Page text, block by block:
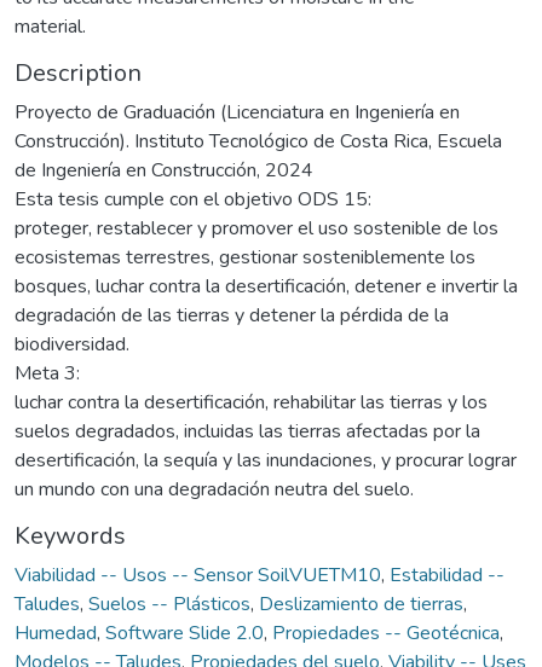
material.
Description
Proyecto de Graduación (Licenciatura en Ingeniería en
Construcción). Instituto Tecnológico de Costa Rica, Escuela
de Ingeniería en Construcción, 2024
Esta tesis cumple con el objetivo ODS 15:
proteger, restablecer y promover el uso sostenible de los
ecosistemas terrestres, gestionar sosteniblemente los
bosques, luchar contra la desertificación, detener e invertir la
degradación de las tierras y detener la pérdida de la
biodiversidad.
Meta 3:
luchar contra la desertificación, rehabilitar las tierras y los
suelos degradados, incluidas las tierras afectadas por la
desertificación, la sequía y las inundaciones, y procurar lograr
un mundo con una degradación neutra del suelo.
Keywords
Viabilidad -- Usos -- Sensor SoilVUETM10, Estabilidad --
Taludes, Suelos -- Plásticos, Deslizamiento de tierras,
Humedad, Software Slide 2.0, Propiedades -- Geotécnica,